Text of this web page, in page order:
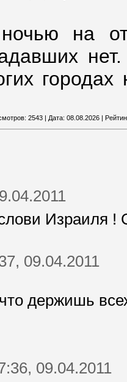
на
городах
2543 | Дата: 08.08.2026 |
Израиля !
09.04.2011
держишь
09.04.2011